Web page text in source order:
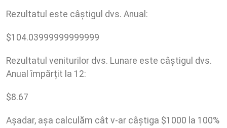
Rezultatul este câștigul dvs. Anual:
$104.03999999999999
Rezultatul veniturilor dvs. Lunare este câștigul dvs.
Anual împărțit la 12:
$8.67
Așadar, așa calculăm cât v-ar câștiga $1000 la 100%